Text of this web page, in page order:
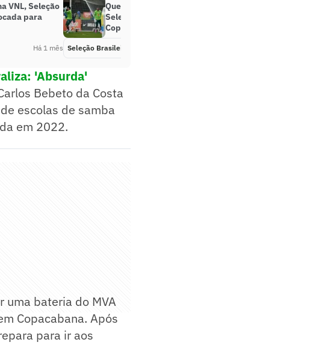
VNL, Seleção
para
Há 1 mês
Quem deveria ser o goleiro da
Seleção Brasileira na estreia da
Copa? Compare e vote
Seleção Brasileira
'Absurda'
Bebeto da Costa
escolas de samba
em 2022.
uma bateria do MVA
Copacabana. Após
para ir aos